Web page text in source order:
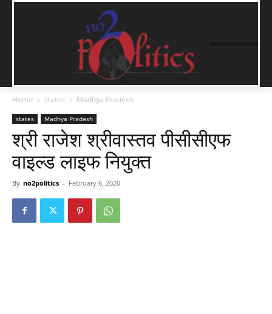
Home states Madhya Pradesh
states Madhya Pradesh
श्री राजेश श्रीवास्तव पीसीसीएफ
वाइल्ड लाइफ नियुक्त
By no2politics - February 6, 2020